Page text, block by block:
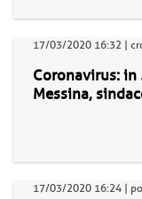
17/03/2020 16:32 |
Coronavirus: in
Messina,
17/03/2020 16:24 |